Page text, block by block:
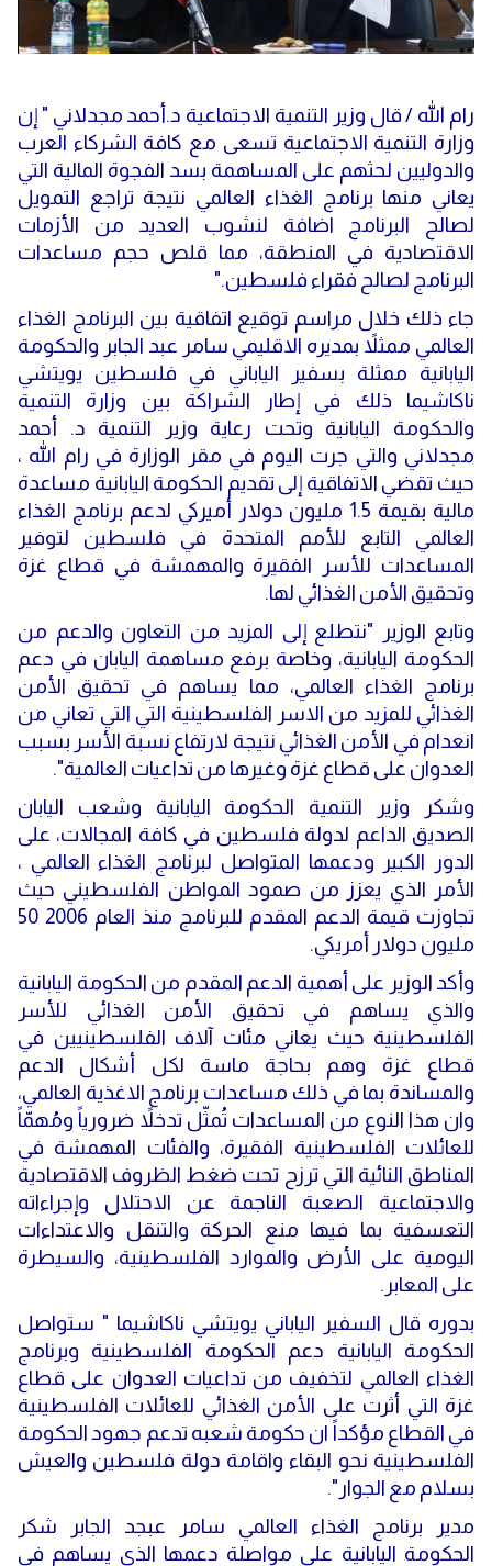
رام الله / قال وزير التنمية الاجتماعية د.أحمد مجدلاني " إن
وزارة التنمية الاجتماعية تسعى مع كافة الشركاء العرب
والدوليين لحثهم على المساهمة بسد الفجوة المالية التي
يعاني منها برنامج الغذاء العالمي نتيجة تراجع التمويل
لصالح البرنامج اضافة لنشوب العديد من الأزمات
الاقتصادية في المنطقة، مما قلص حجم مساعدات
البرنامج لصالح فقراء فلسطين."
جاء ذلك خلال مراسم توقيع اتفاقية بين البرنامج الغذاء
العالمي ممثلاً بمديره الاقليمي سامر عبد الجابر والحكومة
اليابانية ممثلة بسفير الياباني في فلسطين يويتشي
ناكاشيما ذلك في إطار الشراكة بين وزارة التنمية
والحكومة اليابانية وتحت رعاية وزير التنمية د. أحمد
مجدلاني والتي جرت اليوم في مقر الوزارة في رام الله ،
حيث تقضي الاتفاقية إلى تقديم الحكومة اليابانية مساعدة
مالية بقيمة 1.5 مليون دولار أميركي لدعم برنامج الغذاء
العالمي التابع للأمم المتحدة في فلسطين لتوفير
المساعدات للأسر الفقيرة والمهمشة في قطاع غزة
وتحقيق الأمن الغذائي لها.
وتابع الوزير "نتطلع إلى المزيد من التعاون والدعم من
الحكومة اليابانية، وخاصة برفع مساهمة اليابان في دعم
برنامج الغذاء العالمي، مما يساهم في تحقيق الأمن
الغذائي للمزيد من الاسر الفلسطينية التي التي تعاني من
انعدام في الأمن الغذائي نتيجة لارتفاع نسبة الأسر بسبب
العدوان على قطاع غزة وغيرها من تداعيات العالمية".
وشكر وزير التنمية الحكومة اليابانية وشعب اليابان
الصديق الداعم لدولة فلسطين في كافة المجالات، على
الدور الكبير ودعمها المتواصل لبرنامج الغذاء العالمي ،
الأمر الذي يعزز من صمود المواطن الفلسطيني حيث
تجاوزت قيمة الدعم المقدم للبرنامج منذ العام 2006 50
مليون دولار أمريكي.
وأكد الوزير على أهمية الدعم المقدم من الحكومة اليابانية
والذي يساهم في تحقيق الأمن الغذائي للأسر
الفلسطينية حيث يعاني مئات آلاف الفلسطينيين في
قطاع غزة وهم بحاجة ماسة لكل أشكال الدعم
والمساندة بما في ذلك مساعدات برنامج الاغذية العالمي،
وان هذا النوع من المساعدات تُمثّل تدخلاً ضرورياً ومُهمّاً
للعائلات الفلسطينية الفقيرة، والفئات المهمشة في
المناطق النائية التي ترزح تحت ضغط الظروف الاقتصادية
والاجتماعية الصعبة الناجمة عن الاحتلال وإجراءاته
التعسفية بما فيها منع الحركة والتنقل والاعتداءات
اليومية على الأرض والموارد الفلسطينية، والسيطرة
على المعابر.
بدوره قال السفير الياباني يويتشي ناكاشيما " ستواصل
الحكومة اليابانية دعم الحكومة الفلسطينية وبرنامج
الغذاء العالمي لتخفيف من تداعيات العدوان على قطاع
غزة التي أثرت على الأمن الغذائي للعائلات الفلسطينية
في القطاع مؤكداً ان حكومة شعبه تدعم جهود الحكومة
الفلسطينية نحو البقاء واقامة دولة فلسطين والعيش
بسلام مع الجوار".
مدير برنامج الغذاء العالمي سامر عبجد الجابر شكر
الحكومة اليابانية على مواصلة دعمها الذي يساهم في